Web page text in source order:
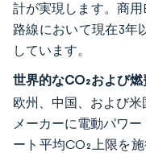
計が実現します。商
路線において現在3年
しています。
世界的なCO₂および
欧州、中国、および
メーカーに電動パワ
ート平均CO₂上限を